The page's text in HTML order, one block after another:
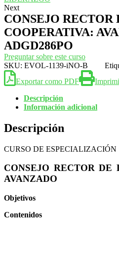
Next
CONSEJO RECTOR
COOPERATIVA:
ADGD286PO
Preguntar sobre este curso
SKU: EVOL-1139-iNO-B
Exportar como PDF
Descripción
Información adicional
Descripción
CURSO DE ESPECIALIZACIÓN
CONSEJO RECTOR DE
AVANZADO
Objetivos
Contenidos